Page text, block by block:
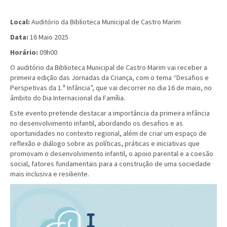
Local: Auditório da Biblioteca Municipal de Castro Marim
Data: 16 Maio 2025
Horário: 09h00
O auditório da Biblioteca Municipal de Castro Marim vai receber a
primeira edição das Jornadas da Criança, com o tema “Desafios e
Perspetivas da 1.ª Infância”, que vai decorrer no dia 16 de maio, no
âmbito do Dia Internacional da Família.
Este evento pretende destacar a importância da primeira infância
no desenvolvimento infantil, abordando os desafios e as
oportunidades no contexto regional, além de criar um espaço de
reflexão e diálogo sobre as políticas, práticas e iniciativas que
promovam o desenvolvimento infantil, o apoio parental e a coesão
social, fatores fundamentais para a construção de uma sociedade
mais inclusiva e resiliente.